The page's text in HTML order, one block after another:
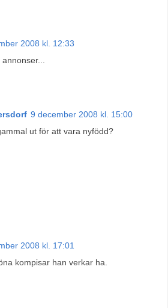
2008 kl. 12:33
9 december 2008 kl. 15:00
ut för att vara nyfödd?
2008 kl. 17:01
kompisar han verkar ha.